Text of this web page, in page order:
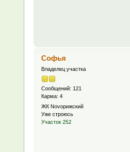
Софья
Владелец участка
Сообщений: 121
Карма: 4
ЖК Novoрижский
Уже строюсь
Участок 252